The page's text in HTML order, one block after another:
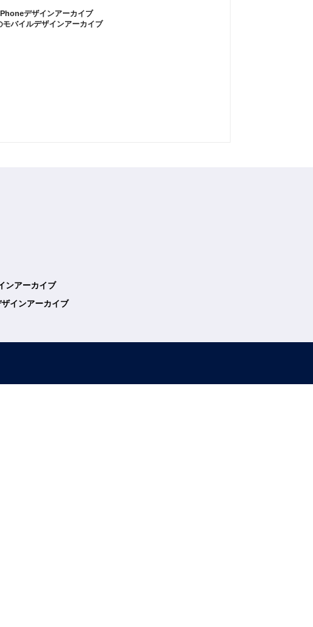
デザインアーカイブ
バイルデザインアーカイブ
ンアーカイブ
インアーカイブ